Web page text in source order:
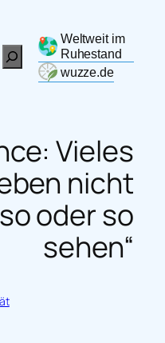
Search
Weltweit im
Ruhestand
wuzze.de
Vieles
nicht
oder so
sehen“